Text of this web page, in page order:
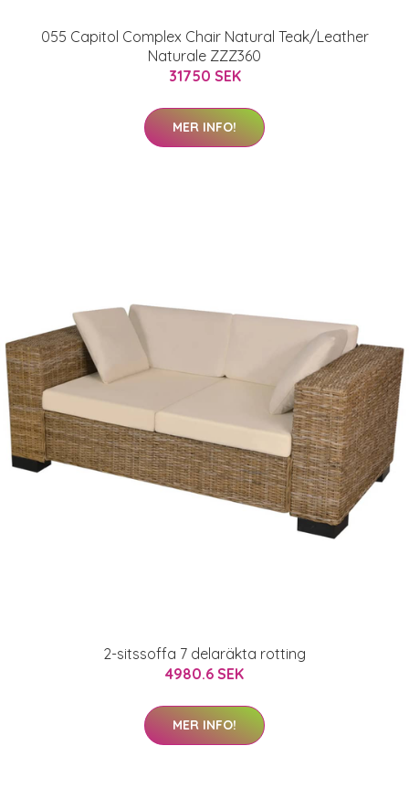
055 Capitol Complex Chair Natural Teak/Leather
Naturale ZZZ360
31750 SEK
MER INFO!
2-sitssoffa 7 delaräkta rotting
4980.6 SEK
MER INFO!